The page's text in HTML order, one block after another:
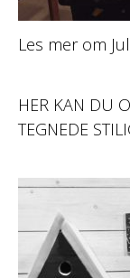
Les mer om
HER KAN DU
TEGNEDE